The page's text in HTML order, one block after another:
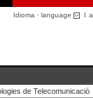
Idioma · language I a
de Telecomunicació